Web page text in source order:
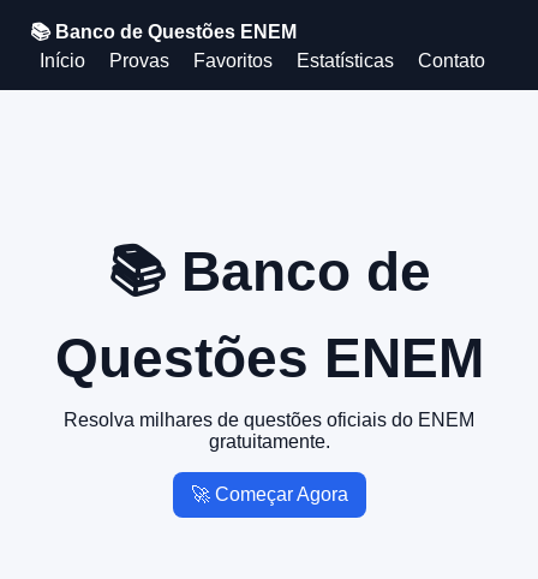
📚 Banco de Questões ENEM
Início
Provas Favoritos Estatísticas Contato
📚 Banco de
Questões ENEM
Resolva milhares de questões oficiais do ENEM
gratuitamente.
🚀 Começar Agora